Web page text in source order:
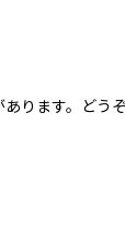
ります。どう